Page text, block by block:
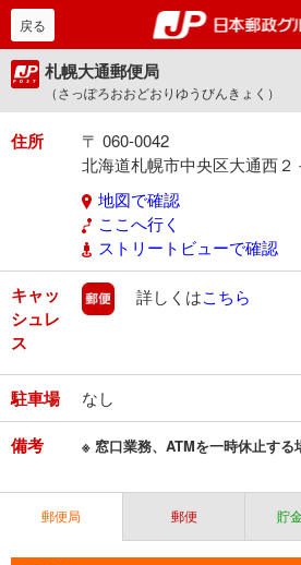
戻る
札幌大通郵便局
（さっぽろおおどおりゆうびんきょく）
住所
〒 060-0042
北海道札幌市中央区大通西２
地図で確認
ここへ行く
ストリートビューで確認
キャッ
シュレ
ス
郵便
詳しくはこちら
駐車場 なし
備考 ※ 窓口業務、ATMを一時休止する
郵便局 郵便 貯